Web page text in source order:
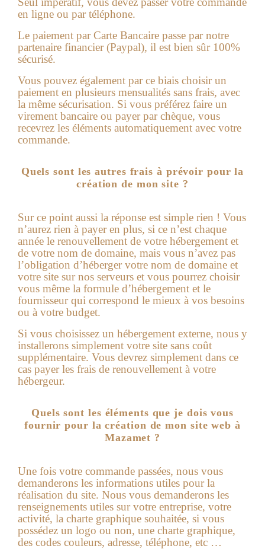
en ligne ou par téléphone.
Le paiement par Carte Bancaire passe par notre
partenaire financier (Paypal), il est bien sûr 100%
sécurisé.
Vous pouvez également par ce biais choisir un
paiement en plusieurs mensualités sans frais, avec
la même sécurisation. Si vous préférez faire un
virement bancaire ou payer par chèque, vous
recevrez les éléments automatiquement avec votre
commande.
Quels sont les autres frais à prévoir pour la
création de mon site ?
Sur ce point aussi la réponse est simple rien ! Vous
n’aurez rien à payer en plus, si ce n’est chaque
année le renouvellement de votre hébergement et
de votre nom de domaine, mais vous n’avez pas
l’obligation d’héberger votre nom de domaine et
votre site sur nos serveurs et vous pourrez choisir
vous même la formule d’hébergement et le
fournisseur qui correspond le mieux à vos besoins
ou à votre budget.
Si vous choisissez un hébergement externe, nous y
installerons simplement votre site sans coût
supplémentaire. Vous devrez simplement dans ce
cas payer les frais de renouvellement à votre
hébergeur.
Quels sont les éléments que je dois vous
fournir pour la création de mon site web à
Mazamet ?
Une fois votre commande passées, nous vous
demanderons les informations utiles pour la
réalisation du site. Nous vous demanderons les
renseignements utiles sur votre entreprise, votre
activité, la charte graphique souhaitée, si vous
possédez un logo ou non, une charte graphique,
des codes couleurs, adresse, téléphone, etc …